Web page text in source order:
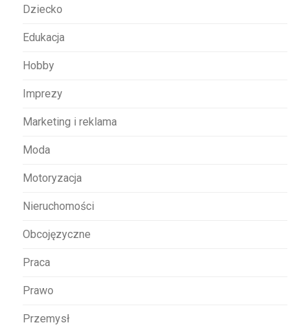
Dziecko
Edukacja
Hobby
Imprezy
Marketing i reklama
Moda
Motoryzacja
Nieruchomości
Obcojęzyczne
Praca
Prawo
Przemysł